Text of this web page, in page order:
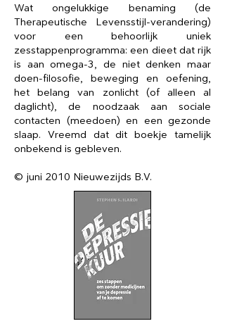
Wat ongelukkige benaming (de
Therapeutische Levensstijl-verandering)
voor een behoorlijk uniek
zesstappenprogramma: een dieet dat rijk
is aan omega-3, de niet denken maar
doen-filosofie, beweging en oefening,
het belang van zonlicht (of alleen al
daglicht), de noodzaak aan sociale
contacten (meedoen) en een gezonde
slaap. Vreemd dat dit boekje tamelijk
onbekend is gebleven.
© juni 2010 Nieuwezijds B.V.